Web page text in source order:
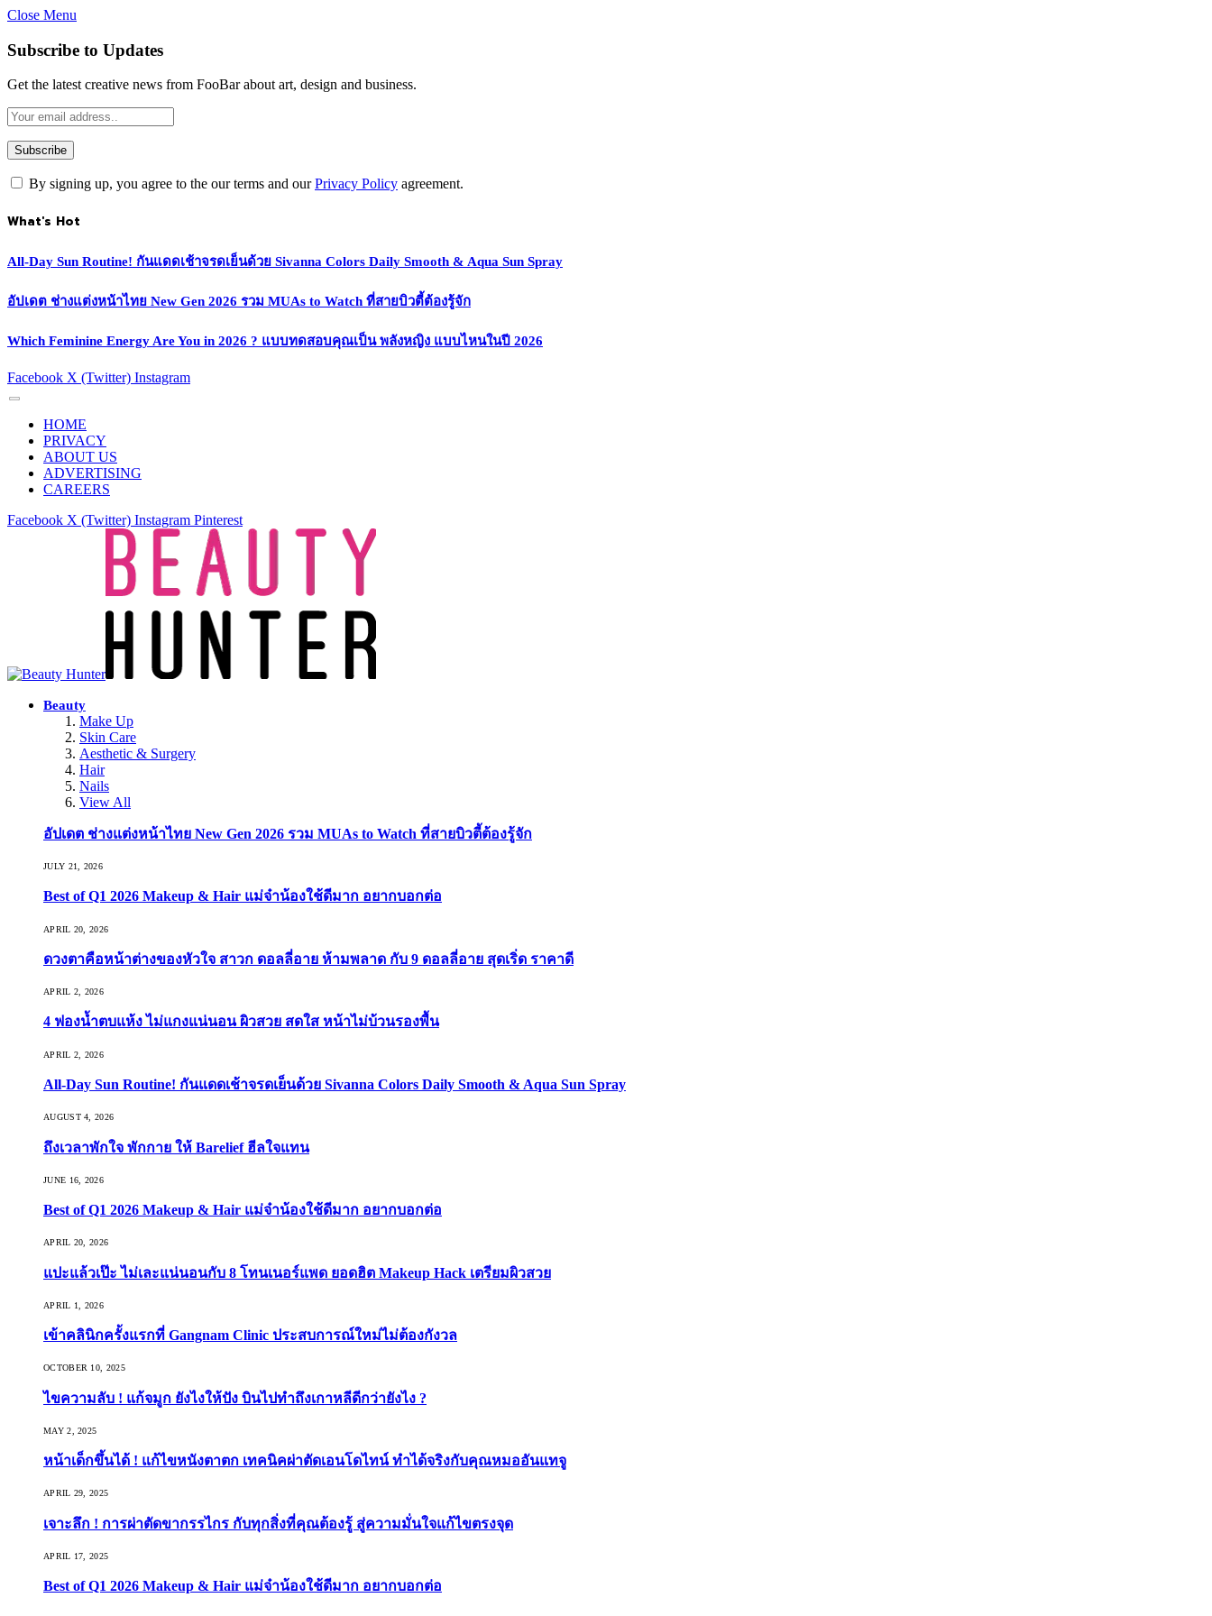
Close Menu
Subscribe to Updates
Get the latest creative news from FooBar about art, design and business.
By signing up, you agree to the our terms and ourPrivacy Policy agreement.
What's Hot
All-Day Sun Routine! กันแดดเช้าจรดเย็นด้วย Sivanna Colors Daily Smooth & Aqua Sun Spray
อัปเดต ช่างแต่งหน้าไทย New Gen 2026 รวม MUAs to Watch ที่สายบิวตี้ต้องรู้จัก
Which Feminine Energy Are You in 2026 ? แบบทดสอบคุณเป็น พลังหญิง แบบไหนในปี 2026
Facebook X (Twitter) Instagram
HOME
PRIVACY
ABOUT US
ADVERTISING
CAREERS
Facebook X (Twitter) Instagram Pinterest
Beauty
Make Up
Skin Care
Aesthetic & Surgery
Hair
Nails
View All
อัปเดต ช่างแต่งหน้าไทย New Gen 2026 รวม MUAs to Watch ที่สายบิวตี้ต้องรู้จัก
JULY 21, 2026
Best of Q1 2026 Makeup & Hair แม่จ๋าน้องใช้ดีมาก อยากบอกต่อ
APRIL 20, 2026
ดวงตาคือหน้าต่างของหัวใจ สาวก ดอลลี่อาย ห้ามพลาด กับ 9 ดอลลี่อาย สุดเริ่ด ราคาดี
APRIL 2, 2026
4 ฟองน้ำตบแห้ง ไม่แกงแน่นอน ผิวสวย สดใส หน้าไม่บ้วนรองพื้น
APRIL 2, 2026
All-Day Sun Routine! กันแดดเช้าจรดเย็นด้วย Sivanna Colors Daily Smooth & Aqua Sun Spray
AUGUST 4, 2026
ถึงเวลาพักใจ พักกาย ให้ Barelief ฮีลใจแทน
JUNE 16, 2026
Best of Q1 2026 Makeup & Hair แม่จ๋าน้องใช้ดีมาก อยากบอกต่อ
APRIL 20, 2026
แปะแล้วเป๊ะ ไม่เละแน่นอนกับ 8 โทนเนอร์แพด ยอดฮิต Makeup Hack เตรียมผิวสวย
APRIL 1, 2026
เข้าคลินิกครั้งแรกที่ Gangnam Clinic ประสบการณ์ใหม่ไม่ต้องกังวล
OCTOBER 10, 2025
ไขความลับ ! แก้จมูก ยังไงให้ปัง บินไปทำถึงเกาหลีดีกว่ายังไง ?
MAY 2, 2025
หน้าเด็กขึ้นได้ ! แก้ไขหนังตาตก เทคนิคผ่าตัดเอนโดไทน์ ทำได้จริงกับคุณหมออันแทจู
APRIL 29, 2025
เจาะลึก ! การผ่าตัดขากรรไกร กับทุกสิ่งที่คุณต้องรู้ สู่ความมั่นใจแก้ไขตรงจุด
APRIL 17, 2025
Best of Q1 2026 Makeup & Hair แม่จ๋าน้องใช้ดีมาก อยากบอกต่อ